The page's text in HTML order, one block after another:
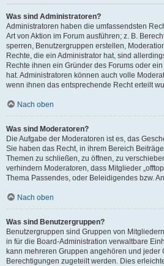
Was sind Administratoren?
Administratoren haben die umfassendsten
Art von Aktion im Forum ausführen; z. B.
sperren, Benutzergruppen erstellen,
Rechte, die ein Administrator hat, sind
Rechte ihnen ein Gründer des Forums oder
hat. Administratoren können auch volle
wenn ihnen das entsprechende Recht erteilt
Nach oben
Was sind Moderatoren?
Die Aufgabe der Moderatoren ist es, das
Sie haben das Recht, in ihrem Bereich
Themen zu schließen, zu öffnen, zu
verhindern Moderatoren, dass Mitglieder
Thema Passendes, oder Beleidigendes bzw.
Nach oben
Was sind Benutzergruppen?
Benutzergruppen sind Gruppen von
in für die Board-Administration verwaltbare
kann mehreren Gruppen angehören und jeder
Berechtigungen zugeteilt werden. Dies